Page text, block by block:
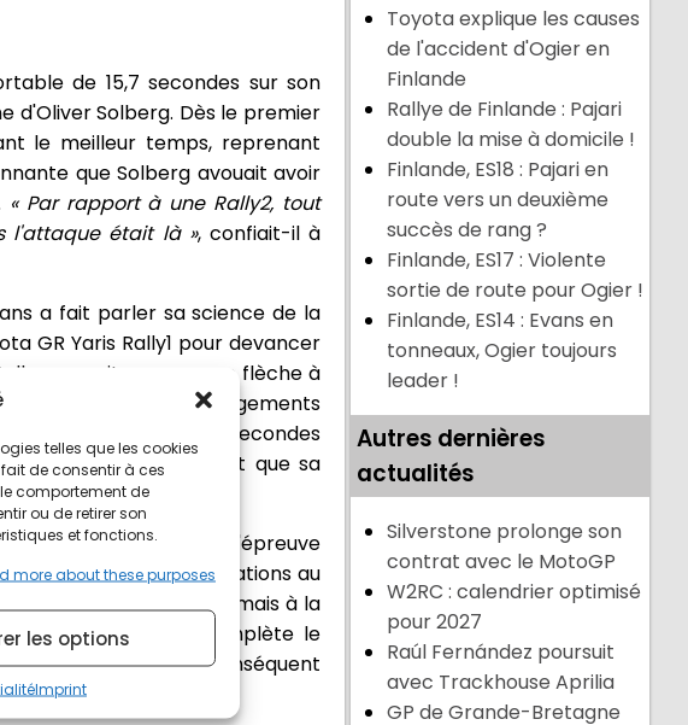
telles que les cookies
de consentir à ces
comportement de
ou de retirer son
et fonctions.
more about these purposes
les options
Imprint
de 15,7 secondes sur son
d'Oliver Solberg. Dès le premier
le meilleur temps, reprenant
que Solberg avouait avoir
« Par rapport à une Rally2, tout
l'attaque était là », confiait-il à
a fait parler sa science de la
GR Yaris Rally1 pour devancer
avait encore une flèche à
piégeuses et changements
reléguait Evans à 3,3 secondes
Evans concédait que sa
vainqueur sortant de l'épreuve
de superbes sensations au
du monde pointe désormais à la
Sami Pajari complète le
un retard plus conséquent
Toyota explique les causes
de l'accident d'Ogier en
Finlande
Rallye de Finlande : Pajari
double la mise à domicile !
Finlande, ES18 : Pajari en
route vers un deuxième
succès de rang ?
Finlande, ES17 : Violente
sortie de route pour Ogier !
Finlande, ES14 : Evans en
tonneaux, Ogier toujours
leader !
Autres dernières
actualités
Silverstone prolonge son
contrat avec le MotoGP
W2RC : calendrier optimisé
pour 2027
Raúl Fernández poursuit
avec Trackhouse Aprilia
GP de Grande-Bretagne